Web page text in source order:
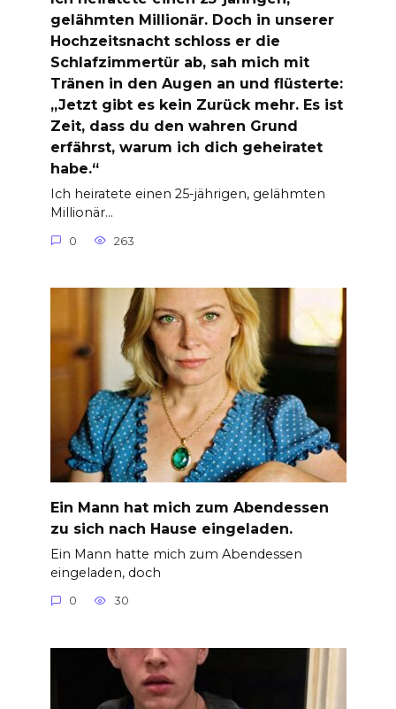
gelähmten Millionär. Doch in unserer
Hochzeitsnacht schloss er die
Schlafzimmertür ab, sah mich mit
Tränen in den Augen an und flüsterte:
„Jetzt gibt es kein Zurück mehr. Es ist
Zeit, dass du den wahren Grund
erfährst, warum ich dich geheiratet
habe.“
Ich heiratete einen 25-jährigen, gelähmten
Millionär…
0 263
Ein Mann hat mich zum Abendessen
zu sich nach Hause eingeladen.
Ein Mann hatte mich zum Abendessen
eingeladen, doch
0 30